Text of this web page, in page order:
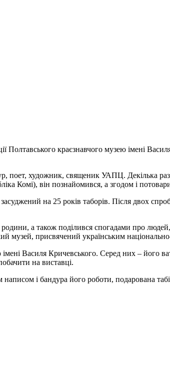
Полтавського краєзнавчого музею імені
художник, священик УАПЦ. Декілька
Комі), він познайомився, а згодом і
на 25 років таборів. Після двох
а також поділився спогадами про
музей, присвячений українським
Василя Кричевського. Серед них – його
на виставці.
і бандура його роботи, подарована